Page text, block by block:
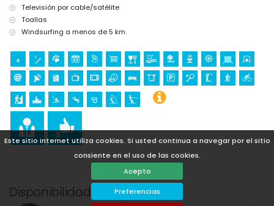
Este sitio internet utiliza cookies. Si usted continua a navegar por el sitio
consiente en el uso de las cookies.
Acepto
Preferencias
Televisión por cable/satélite
Toallas
Windsurfing a menos de 5 km.
Disponibilidad